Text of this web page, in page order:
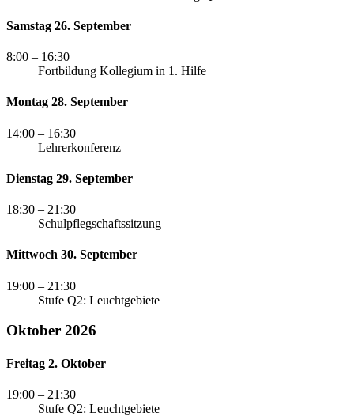
Samstag 26. September
8:00 – 16:30
Fortbildung Kollegium in 1. Hilfe
Montag 28. September
14:00 – 16:30
Lehrerkonferenz
Dienstag 29. September
18:30 – 21:30
Schulpflegschaftssitzung
Mittwoch 30. September
19:00 – 21:30
Stufe Q2: Leuchtgebiete
Oktober 2026
Freitag 2. Oktober
19:00 – 21:30
Stufe Q2: Leuchtgebiete